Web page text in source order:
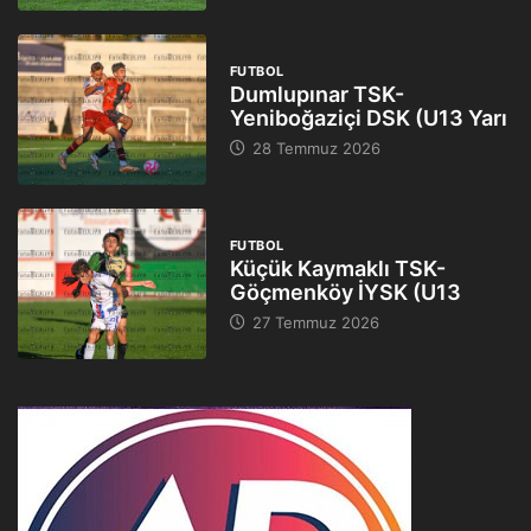
FUTBOL
Dumlupınar TSK-
Yeniboğaziçi DSK (U13 Yarı
28 Temmuz 2026
FUTBOL
Küçük Kaymaklı TSK-
Göçmenköy İYSK (U13
27 Temmuz 2026